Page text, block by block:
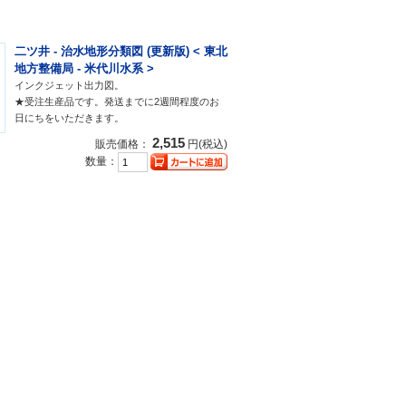
二ツ井 - 治水地形分類図 (更新版) < 東北
地方整備局 - 米代川水系 >
インクジェット出力図。
★受注生産品です。発送までに2週間程度のお
日にちをいただきます。
販売価格： 2,515 円(税込)
数量：